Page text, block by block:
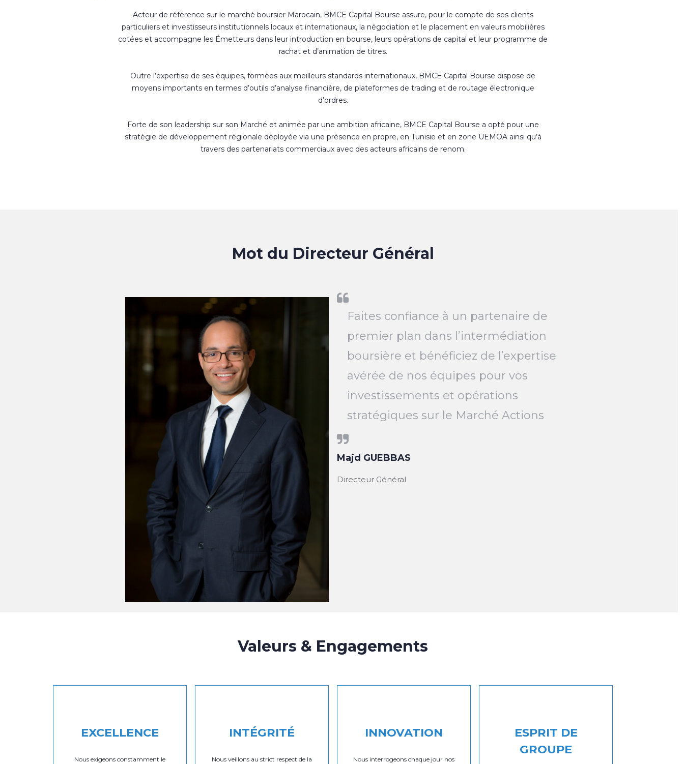
Acteur de référence sur le marché boursier Marocain, BMCE Capital Bourse assure, pour le compte de ses clients
particuliers et investisseurs institutionnels locaux et internationaux, la négociation et le placement en valeurs mobilières
cotées et accompagne les Émetteurs dans leur introduction en bourse, leurs opérations de capital et leur programme de
rachat et d’animation de titres.
Outre l’expertise de ses équipes, formées aux meilleurs standards internationaux, BMCE Capital Bourse dispose de
moyens importants en termes d’outils d’analyse financière, de plateformes de trading et de routage électronique
d’ordres.
Forte de son leadership sur son Marché et animée par une ambition africaine, BMCE Capital Bourse a opté pour une
stratégie de développement régionale déployée via une présence en propre, en Tunisie et en zone UEMOA ainsi qu’à
travers des partenariats commerciaux avec des acteurs africains de renom.
Mot du Directeur Général
Faites confiance à un partenaire de
premier plan dans l’intermédiation
boursière et bénéficiez de l’expertise
avérée de nos équipes pour vos
investissements et opérations
stratégiques sur le Marché Actions
Majd GUEBBAS
Directeur Général
Valeurs & Engagements
EXCELLENCE
Nous exigeons constamment le
INTÉGRITÉ
Nous veillons au strict respect de la
INNOVATION
Nous interrogeons chaque jour nos
ESPRIT DE
GROUPE